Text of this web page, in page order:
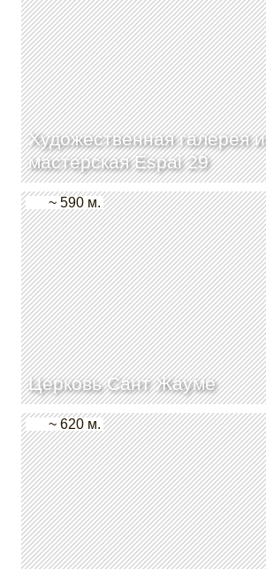
Художественная галерея и
мастерская Espai 29
Церковь Сант Жауме
~ 590 м.
~ 620 м.